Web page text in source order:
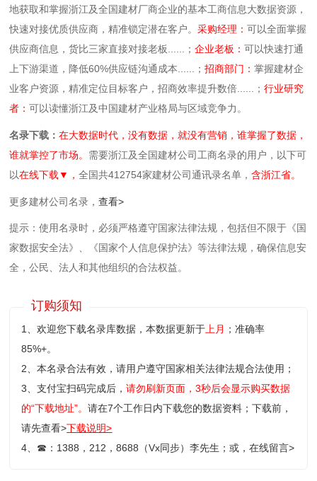
地获取和掌握浙江及全国建材厂商企业的基本工商信息大数据资源，
快速对接优质供应商，精准锁定潜在客户。采购经理：可以全面掌握
供应商信息，货比三家直接对接老板......；企业老板：可以快速打通
上下游渠道，降低60%供应链沟通成本......；招商部门：掌握建材企
业客户资源，精准定位目标客户，招商效率提升数倍......；行业研究
者：可以读懂浙江及中国建材产业格局与区域竞争力。
名录下载：在大数据时代，没有数据，就没有营销，谁掌握了数据，
谁就掌控了市场。 需要浙江及全国建材公司工商名录的用户，以下可
以在线下载▼，全国共412754家建材公司通讯录名单，含浙江省。
更多建材公司名录，查看>
提示：使用名录时，必须严格遵守国家法律法规，包括但不限于《国
家数据安全法》、《国家个人信息保护法》等‌法律法规，确保信息安
全，公民、法人和其他组织的合法权益。
订购须知
1、欢迎您下载名录库数据，本数据更新于 上月 ；准确率
85%+。
2、本名录合法有效，请用户遵守国家相关法律法规合法使用；
3、支付宝扫码完成后，请勿刷新页面，3秒后会显示购买数据
的“下载地址”。请在7个工作日内下载您的数据资料；下载前，
请先查看>下载说明>
4、 ☎ ：1388，212，8688（Vx同步）李先生；或，在线留言>